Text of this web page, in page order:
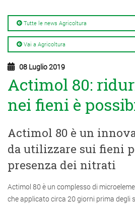
Tutte le news Agricoltura
Vai a Agricoltura
08 Luglio 2019
Actimol 80:
nei fieni è
Actimol 80 è un
da utilizzare sui fieni
presenza dei nitrati
Actimol 80 è un complesso di
che applicato circa 20 giorni prima degli